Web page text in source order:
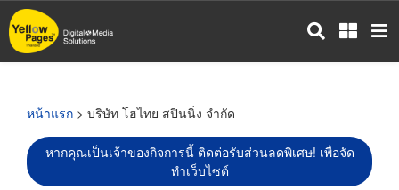
ข้าม
ไป
หน้าแรก > บริษัท โฮไทย สปินนิ่ง จำกัด
หากคุณเป็นเจ้าของกิจการนี้ ติดต่อรับส่วนลดพิเศษ! เพื่อจัด
ทำเว็บไซต์